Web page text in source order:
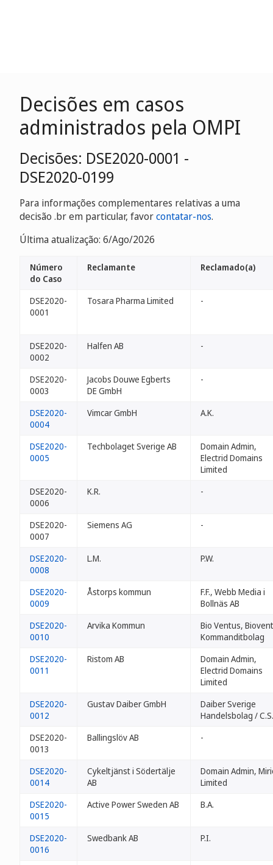
Decisões em casos
administrados pela OMPI
Decisões: DSE2020-0001 -
DSE2020-0199
Para informações complementares relativas a uma
decisão .br em particular, favorcontatar-nos.
Última atualização: 6/Ago/2026
Número
do Caso
Reclamante Reclamado(a)
DSE2020-
0001
Tosara Pharma Limited -
DSE2020-
0002
Halfen AB -
DSE2020-
0003
Jacobs Douwe Egberts
DE GmbH
-
DSE2020-
0004
Vimcar GmbH A.K.
DSE2020-
0005
Techbolaget Sverige AB
Domain Admin,
Electrid Domains
Limited
DSE2020-
0006
K.R. -
DSE2020-
0007
Siemens AG -
DSE2020-
0008
L.M. P.W.
DSE2020-
0009
Åstorps kommun
F.F., Webb Media i
Bollnäs AB
DSE2020-
0010
Arvika Kommun
Bio Ventus,
Kommanditbolag
DSE2020-
0011
Ristom AB
Domain Admin,
Electrid Domains
Limited
DSE2020-
0012
Gustav Daiber GmbH
Daiber Sverige
Handelsbolag / C.S.
DSE2020-
0013
Ballingslöv AB -
DSE2020-
0014
Cykeltjänst i Södertälje
AB
Domain Admin,
Limited
DSE2020-
0015
Active Power Sweden AB B.A.
DSE2020-
0016
Swedbank AB P.I.